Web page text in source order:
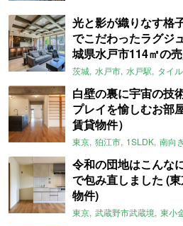
光と影が織りなす格
でこだわったラグジ
城県水戸市114㎡の売
茨城 水戸市 水戸駅 タイル
白壁の裏に宇宙の技
プレイを愉しむお部
賃貸物件）
東京 狛江市 1SLDK 南向き
令和の団地はこんな
で包み直しました (
物件)
東京 武蔵野市武蔵境 東小